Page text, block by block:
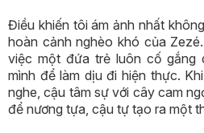
Điều khiến tôi ám ảnh nhất
hoàn cảnh nghèo khó của
việc một đứa trẻ luôn cố gắng
mình để làm dịu đi hiện thực.
nghe, cậu tâm sự với cây cam
để nương tựa, cậu tự tạo ra một